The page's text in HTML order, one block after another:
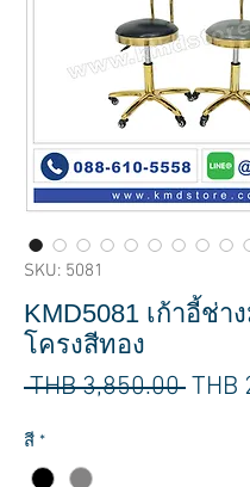
SKU: 5081
KMD5081 เก้าอี้ช่า
โครงสีทอง
THB 3,850.00 THB
สี *